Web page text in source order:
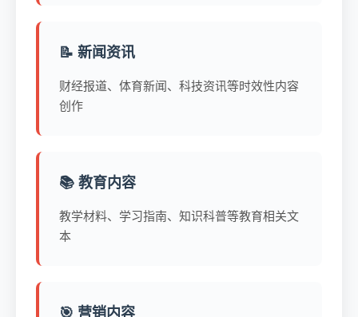
📝 新闻资讯
财经报道、体育新闻、科技资讯等时效性内容
创作
📚 教育内容
教学材料、学习指南、知识科普等教育相关文
本
🎯 营销内容